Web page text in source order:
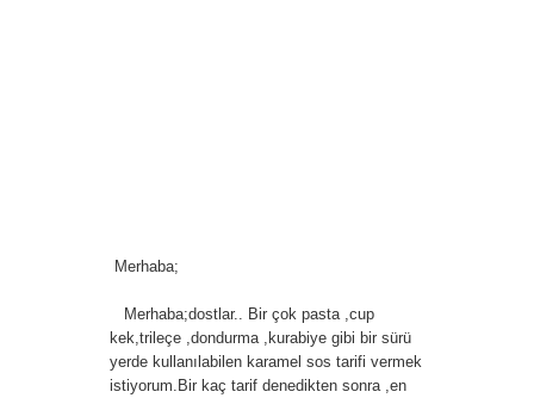
Merhaba;
Merhaba;dostlar.. Bir çok pasta ,cup
kek,trileçe ,dondurma ,kurabiye gibi bir sürü
yerde kullanılabilen karamel sos tarifi vermek
istiyorum.Bir kaç tarif denedikten sonra ,en